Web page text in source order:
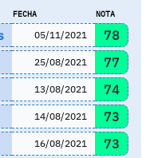
FECHA NOTA
05/11/2021
78
25/08/2021
77
13/08/2021
74
14/08/2021
73
16/08/2021
73